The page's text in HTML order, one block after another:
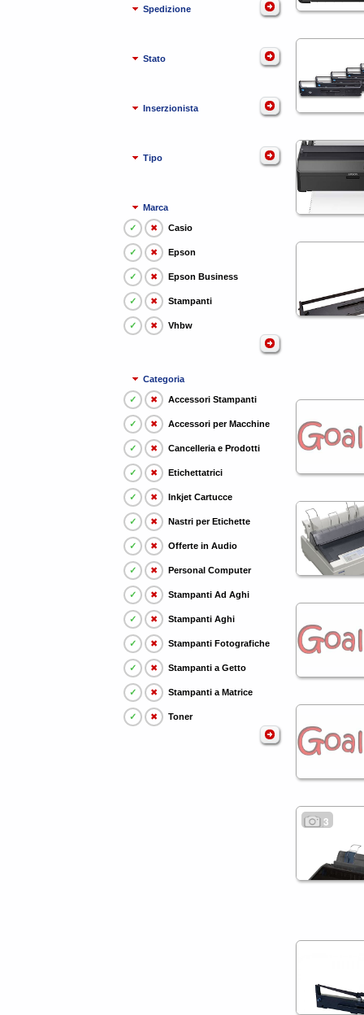
Spedizione
Stato
Inserzionista
Tipo
Marca
✓ ✖ Casio
✓ ✖ Epson
✓ ✖ Epson Business
✓ ✖ Stampanti
✓ ✖ Vhbw
Categoria
✓ ✖ Accessori Stampanti
✓ ✖ Accessori per Macchine
✓ ✖ Cancelleria e Prodotti
✓ ✖ Etichettatrici
✓ ✖ Inkjet Cartucce
✓ ✖ Nastri per Etichette
✓ ✖ Offerte in Audio
✓ ✖ Personal Computer
✓ ✖ Stampanti Ad Aghi
✓ ✖ Stampanti Aghi
✓ ✖ Stampanti Fotografiche
✓ ✖ Stampanti a Getto
✓ ✖ Stampanti a Matrice
✓ ✖ Toner
3